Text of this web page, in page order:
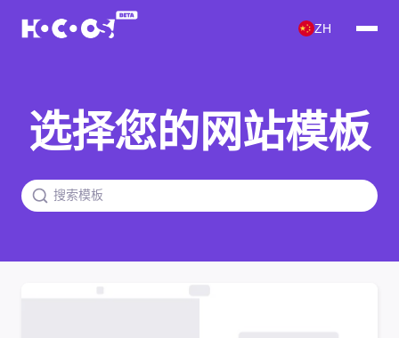
ZH
选择您的网站模板